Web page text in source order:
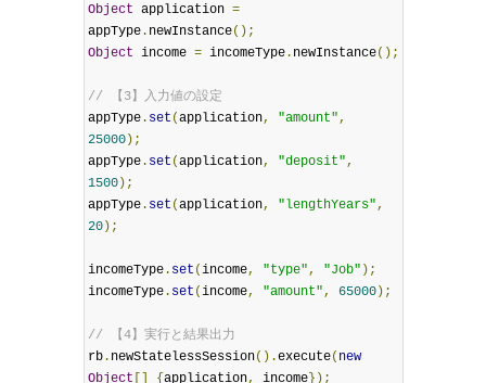
Object application =
appType. newInstance();
Object income = incomeType. newInstance();
// 【3】入力値の設定
appType. set (application, "amount",
25000);
appType. set (application, "deposit",
1500);
appType. set (application, "lengthYears",
20);
incomeType. set (income, "type", "Job" );
incomeType. set (income, "amount", 65000);
// 【4】実行と結果出力
rb. newStatelessSession().execute( new
Object
{ application, income});